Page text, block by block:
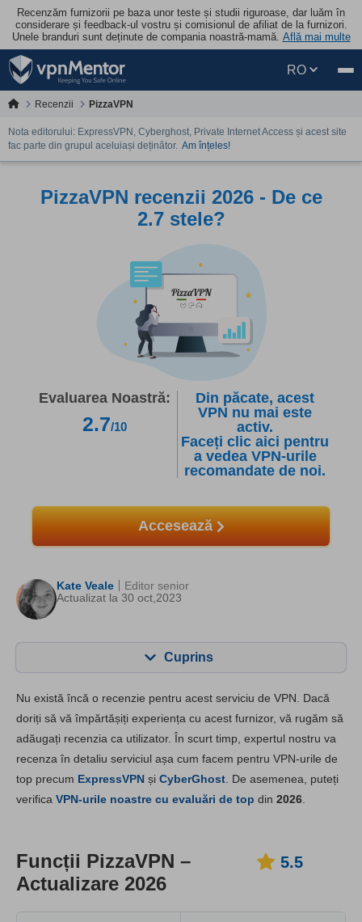
Recenzăm furnizorii pe baza unor teste și studii riguroase, dar luăm în
considerare și feedback-ul vostru și comisionul de afiliat de la furnizori.
Unele branduri sunt deținute de compania noastră-mamă. Află mai multe
RO
Recenzii PizzaVPN
Nota editorului: ExpressVPN, Cyberghost, Private Internet Access și acest site
fac parte din grupul aceluiași deținător. Am înțeles!
PizzaVPN recenzii 2026 - De ce
2.7 stele?
Evaluarea Noastră:
2.7/10
Din păcate, acest
VPN nu mai este
activ.
Faceți clic aici pentru
a vedea VPN-urile
recomandate de noi.
Accesează
Kate Veale
Actualizat la 30 oct,2023
Editor senior
Cuprins
Caracteristici cheie 5.5
Instalare și aplicații 5.6
Fiabilitate & Suport 3.6
Nu există încă o recenzie pentru acest serviciu de VPN. Dacă
doriți să vă împărtășiți experiența cu acest furnizor, vă rugăm să
adăugați recenzia ca utilizator. În scurt timp, expertul nostru va
recenza în detaliu serviciul așa cum facem pentru VPN-urile de
top precum ExpressVPN și CyberGhost. De asemenea, puteți
verifica VPN-urile noastre cu evaluări de top din 2026.
Funcții PizzaVPN –
Actualizare 2026
5.5